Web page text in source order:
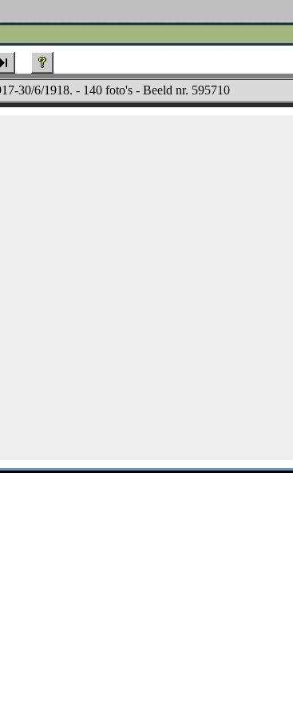
30/6/1918. - 140 foto's - Beeld nr. 595710